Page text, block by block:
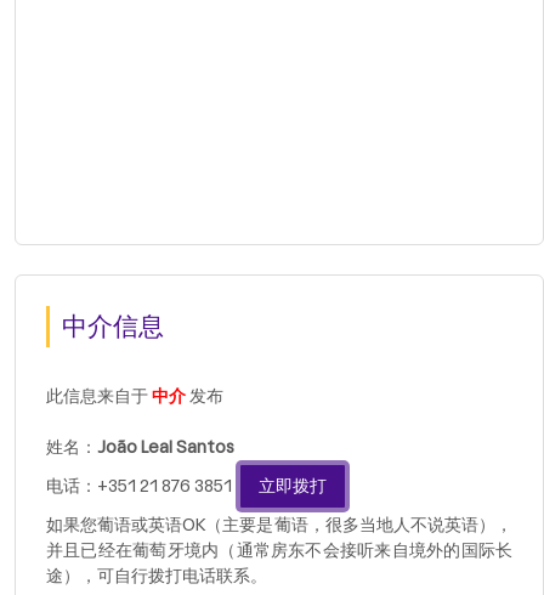
中介信息
此信息来自于中介发布
姓名： João Leal Santos
电话：+351 21 876 3851
立即拨打
如果您葡语或英语OK（主要是葡语，很多当地人不说英语），
并且已经在葡萄牙境内（通常房东不会接听来自境外的国际长
途），可自行拨打电话联系。